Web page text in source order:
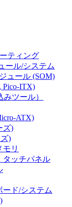
ティング
ール/システム
ュール (SOM)
Pico-ITX)
ツール）
ATX)
ズ)
)
リ
タッチパネル
ド/システム